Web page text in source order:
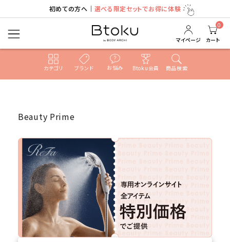
初めての方へ｜ 選べる限定セットでお得に体験
マイページ
0
カート
カテゴリ ブランド お悩み Btoku会員 商品検索
売れ筋ランキング
カテゴリ
Beauty Prime